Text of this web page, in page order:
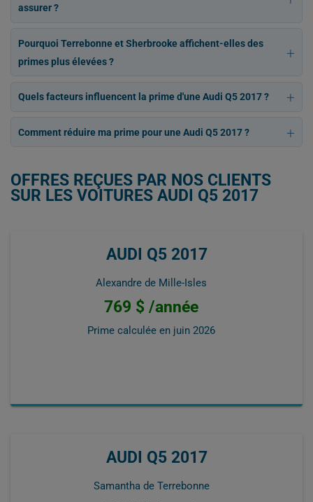
assurer ?
Pourquoi Terrebonne et Sherbrooke affichent-elles des
primes plus élevées ?
Quels facteurs influencent la prime d'une Audi Q5 2017 ?
Comment réduire ma prime pour une Audi Q5 2017 ?
OFFRES REÇUES PAR NOS CLIENTS
SUR LES VOITURES AUDI Q5 2017
AUDI Q5 2017
Alexandre de Mille-Isles
769 $ /année
Prime calculée en juin 2026
AUDI Q5 2017
Samantha de Terrebonne